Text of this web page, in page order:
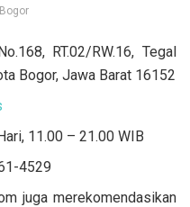
RT.02/RW.16, Tegal
Bogor, Jawa Barat 16152
11.00 – 21.00 WIB
4529
juga merekomendasikan